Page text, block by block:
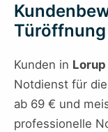
Kunden in Lorup
Notdienst für
ab 69 € und
professionelle